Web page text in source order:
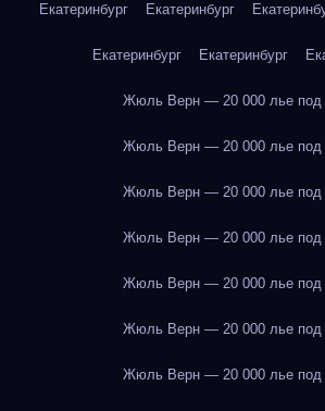
Екатеринбург Екатеринбург
Екатеринбург Екатеринбург
Жюль Верн — 20 000 лье под
Жюль Верн — 20 000 лье под
Жюль Верн — 20 000 лье под
Жюль Верн — 20 000 лье под
Жюль Верн — 20 000 лье под
Жюль Верн — 20 000 лье под
Жюль Верн — 20 000 лье под